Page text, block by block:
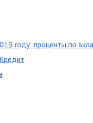
году: проценты по